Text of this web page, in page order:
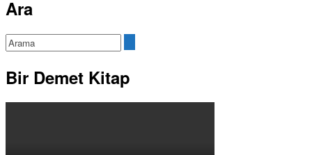
Ara
Bir Demet Kitap